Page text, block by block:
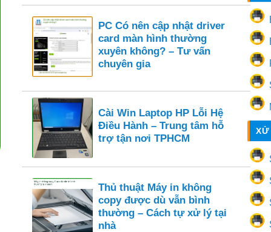
PC Có nên cập nhật driver
card màn hình thường
xuyên không? – Tư vấn
chuyên gia
Cài Win Laptop HP Lỗi Hệ
Điều Hành – Trung tâm hỗ
trợ tận nơi TPHCM
Thủ thuật Máy in không
copy được dù vẫn bình
thường – Cách tự xử lý tại
nhà
XỬ